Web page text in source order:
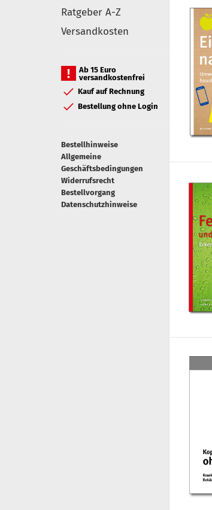
Ratgeber A-Z
Versandkosten
Ab 15 Euro
versandkostenfrei
Kauf auf Rechnung
Bestellung ohne Login
Bestellhinweise
Allgemeine
Geschäftsbedingungen
Widerrufsrecht
Bestellvorgang
Datenschutzhinweise